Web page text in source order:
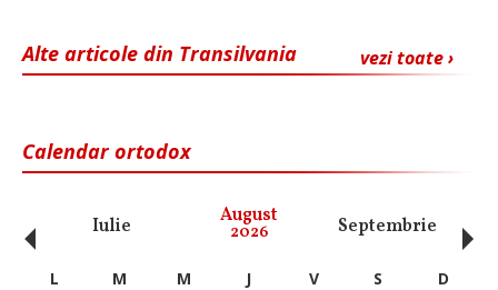
vezi toate ›
Alte articole din Transilvania
Calendar ortodox
Iulie August
2026 Septembrie
‹ L M M J V S
D